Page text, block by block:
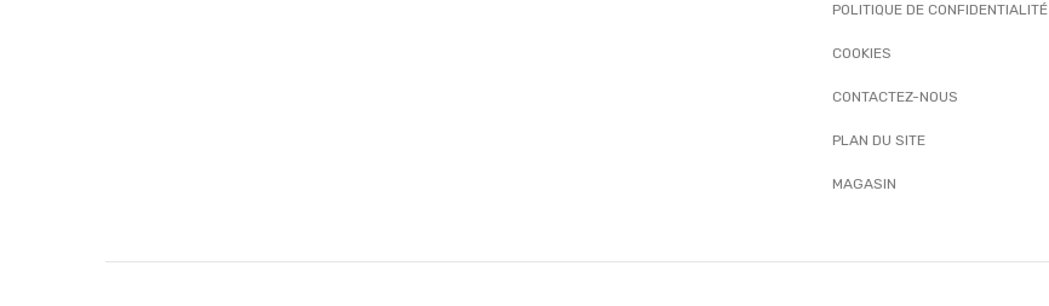
POLITIQUE DE CONFIDENTIALITÉ
COOKIES
CONTACTEZ-NOUS
PLAN DU SITE
MAGASIN